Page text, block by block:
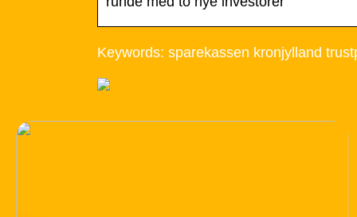
Keywords: sparekassen kronjylland